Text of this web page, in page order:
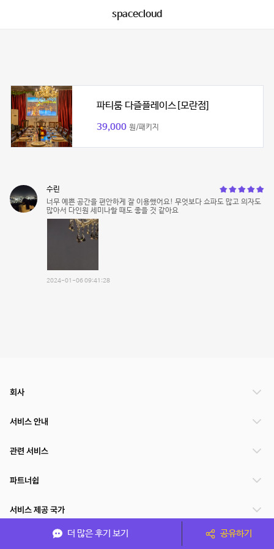
spacecloud
파티룸 다즐플레이스[모란점]
39,000 원/패키지
수린
너무 예쁜 공간을 편안하게 잘 이용했어요! 무엇보다 쇼파도 많고 의자도
많아서 다인원 세미나할 때도 좋을 것 같아요
2024-01-06 09:41:28
더 많은 후기 보기 공유하기
회사
서비스 안내
관련 서비스
파트너쉽
서비스 제공 국가